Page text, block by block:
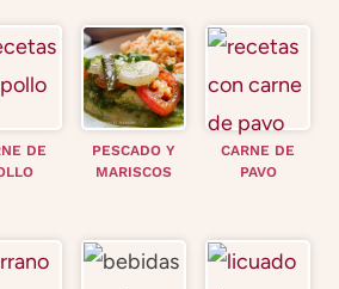
DE
PESCADO Y
MARISCOS
CARNE DE
PAVO